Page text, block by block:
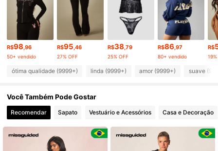
3M Seguidores
4,88 3M Seguidores
4,88 3M Seguidores
4,88 3M Seguidores
3M Seguidores
R$98 ,96
50+ vendido
R$95 ,46
27% OFF
R$38 ,79
25% OFF
R$86 ,97
80+ vendido
R$
ótima qualidade (9999+) linda (9999+) amor (9999+) suave
Você Também Pode Gostar
Recomendar Sapato Vestuário e Acessórios Casa e Decoração